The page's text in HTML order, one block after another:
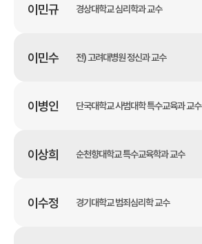
이민규 경상대학교 심리학과 교수
이민수 전) 고려대병원 정신과 교수
이병인 단국대학교 사범대학 특수교육과 교수
이상희 순천향대학교 특수교육학과 교수
이수정 경기대학교 범죄심리학 교수